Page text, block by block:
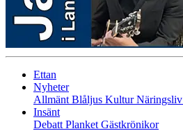
Ettan
Nyheter
Allmänt Blåljus KulturNäringsliv
Insänt
Debatt Planket Gästkrönikor